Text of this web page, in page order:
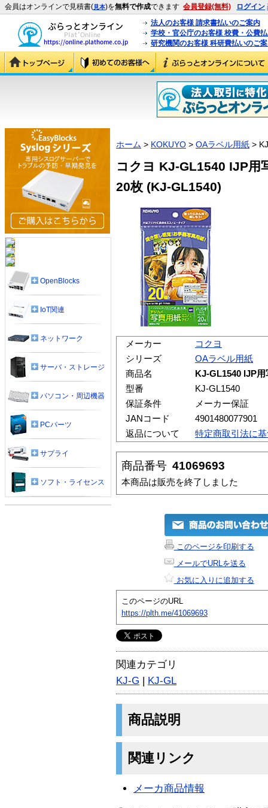
会員はオンラインで見積書(見本)を無料で作成できます 会員登録(無料) ログイン
法人のお客様 請求書払いのご案内
学校・官公庁のお客様 校費・公費
研究機関のお客様 科研費払いのご
ホーム > KOKUYO > OAラベル用紙 >
コクヨ KJ-GL1540 IJP用
20枚 (KJ-GL1540)
メーカー
コクヨ
シリーズ
OAラベル用紙
商品名
KJ-GL1540 IJP
型番
KJ-GL1540
保証条件
メーカー保証
JANコード
4901480077901
返品について
特定商取引法に
商品番号 41069693
本商品は販売を終了しました
このページを印刷する
メールでURLを送る
お気に入りに追加する
このページのURL
https://plth.me/41069693
関連カテゴリ
KJ-G | KJ-GL
商品説明
関連リンク
メーカ商品情報
OpenBlocks
IoT関連
ネットワーク
サーバ・ストレージ
パソコン・周辺機器
PCパーツ
サプライ
ソフト・ライセンス